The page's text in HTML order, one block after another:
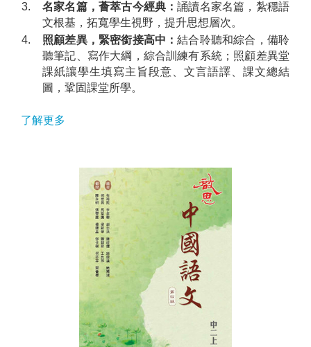
3.
名家名篇，薈萃古今經典：誦讀名家名篇，紮穩語
文根基，拓寬學生視野，提升思想層次。
4.
照顧差異，緊密銜接高中：結合聆聽和綜合，備聆
聽筆記、寫作大綱，綜合訓練有系統；照顧差異堂
課紙讓學生填寫主旨段意、文言語譯、課文總結
圖，鞏固課堂所學。
了解更多